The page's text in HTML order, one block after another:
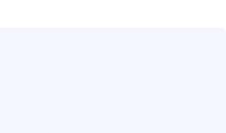
150 см, 261Ф Фиолетовый